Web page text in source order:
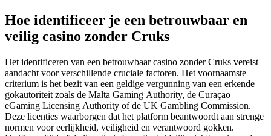
Hoe identificeer je een betrouwbaar en
veilig casino zonder Cruks
Het identificeren van een betrouwbaar casino zonder Cruks vereist
aandacht voor verschillende cruciale factoren. Het voornaamste
criterium is het bezit van een geldige vergunning van een erkende
gokautoriteit zoals de Malta Gaming Authority, de Curaçao
eGaming Licensing Authority of de UK Gambling Commission.
Deze licenties waarborgen dat het platform beantwoordt aan strenge
normen voor eerlijkheid, veiligheid en verantwoord gokken.